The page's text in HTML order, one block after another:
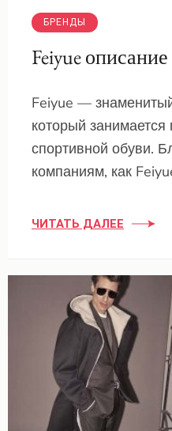
БРЕНДЫ
Feiyue
Feiyue —
который
спортивной обуви.
компаниям, как
ЧИТАТЬ ДАЛЕЕ